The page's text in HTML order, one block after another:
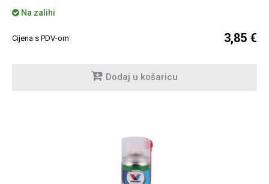
Na zalihi
Cijena s PDV-om 3,85 €
Dodaj u košaricu